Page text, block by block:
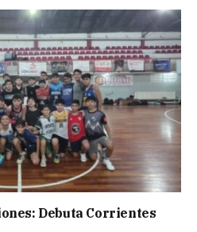
Debuta Corrientes